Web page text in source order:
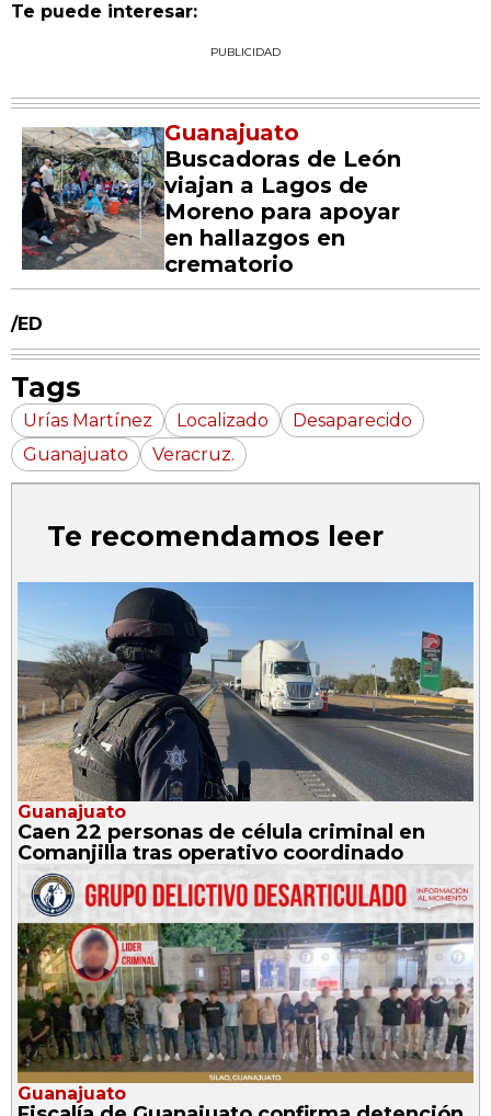
Te puede interesar:
PUBLICIDAD
Guanajuato
Buscadoras de León
viajan a Lagos de
Moreno para apoyar
en hallazgos en
crematorio
/ED
Tags
Urías Martínez Localizado
Desaparecido
Guanajuato
Veracruz.
Te recomendamos leer
Guanajuato
Caen 22 personas de célula criminal en
Comanjilla tras operativo coordinado
Guanajuato